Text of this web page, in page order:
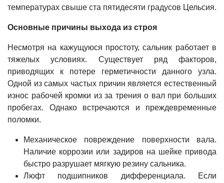
температурах свыше ста пятидесяти градусов Цельсия.
Основные причины выхода из строя
Несмотря на кажущуюся простоту, сальник работает в
тяжелых условиях. Существует ряд факторов,
приводящих к потере герметичности данного узла.
Одной из самых частых причин является естественный
износ рабочей кромки из за трения о вал при больших
пробегах. Однако встречаются и преждевременные
поломки.
Механическое повреждение поверхности вала.
Наличие коррозии или задиров на шейке привода
быстро разрушает мягкую резину сальника.
Люфт подшипников дифференциала. Если